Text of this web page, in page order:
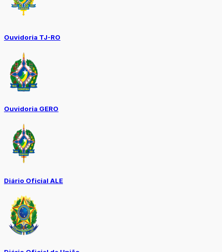
Ouvidoria TJ-RO
Ouvidoria GERO
Diário Oficial ALE